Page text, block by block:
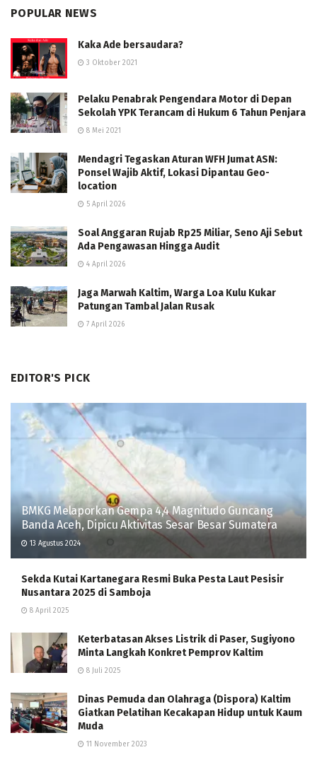
POPULAR NEWS
Kaka Ade bersaudara?
3 Oktober 2021
Pelaku Penabrak Pengendara Motor di Depan
Sekolah YPK Terancam di Hukum 6 Tahun Penjara
8 Mei 2021
Mendagri Tegaskan Aturan WFH Jumat ASN:
Ponsel Wajib Aktif, Lokasi Dipantau Geo-
location
5 April 2026
Soal Anggaran Rujab Rp25 Miliar, Seno Aji Sebut
Ada Pengawasan Hingga Audit
4 April 2026
Jaga Marwah Kaltim, Warga Loa Kulu Kukar
Patungan Tambal Jalan Rusak
7 April 2026
EDITOR'S PICK
BMKG Melaporkan Gempa 4,4 Magnitudo Guncang
Banda Aceh, Dipicu Aktivitas Sesar Besar Sumatera
13 Agustus 2024
Sekda Kutai Kartanegara Resmi Buka Pesta Laut Pesisir
Nusantara 2025 di Samboja
8 April 2025
Keterbatasan Akses Listrik di Paser, Sugiyono
Minta Langkah Konkret Pemprov Kaltim
8 Juli 2025
Dinas Pemuda dan Olahraga (Dispora) Kaltim
Giatkan Pelatihan Kecakapan Hidup untuk Kaum
Muda
11 November 2023